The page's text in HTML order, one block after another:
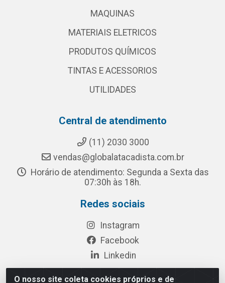
O nosso site coleta cookies próprios e de
MAQUINAS
MATERIAIS ELETRICOS
PRODUTOS QUÍMICOS
TINTAS E ACESSORIOS
UTILIDADES
Central de atendimento
(11) 2030 3000
vendas@globalatacadista.com.br
Horário de atendimento: Segunda a Sexta das
07:30h às 18h.
Redes sociais
Instagram
Facebook
Linkedin